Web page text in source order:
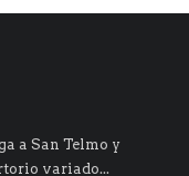
a San Telmo y
variado...